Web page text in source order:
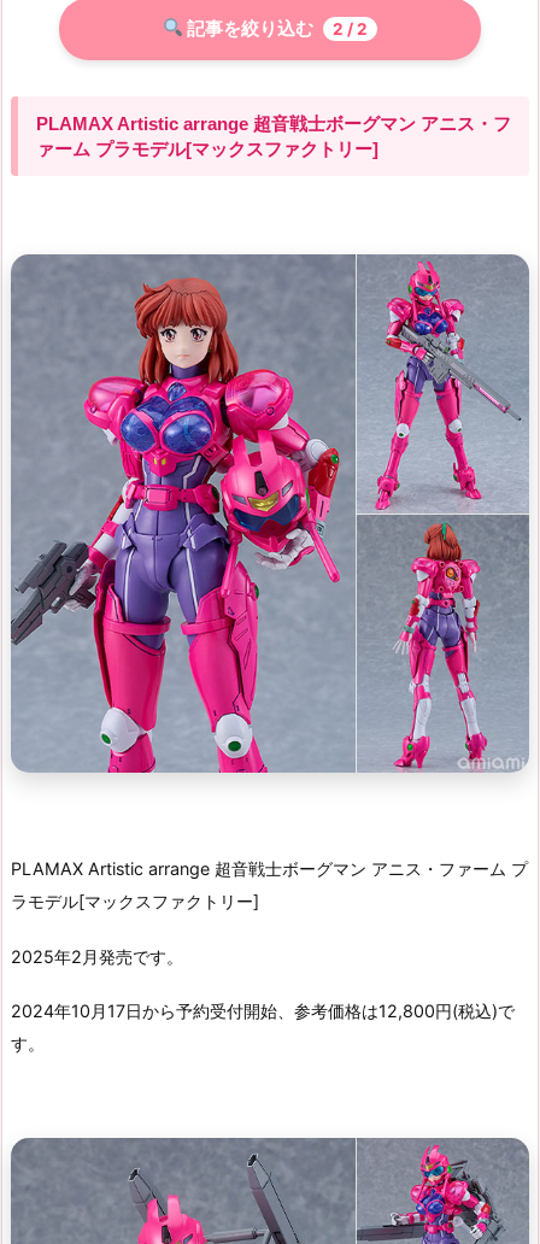
記事を絞り込む 2 / 2
PLAMAX Artistic arrange 超音戦士ボーグマン アニス・フ
ァーム プラモデル[マックスファクトリー]
PLAMAX Artistic arrange 超音戦士ボーグマン アニス・ファーム プ
ラモデル[マックスファクトリー]
2025年2月発売です。
2024年10月17日から予約受付開始、参考価格は12,800円(税込)で
す。